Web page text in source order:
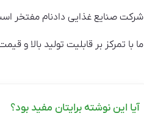
شرکت صنایع غذایی دادنام مفتخر است که بتواند
ما با تمرکز بر قابلیت تولید بالا و
آیا این نوشته برایتان مفید بود؟